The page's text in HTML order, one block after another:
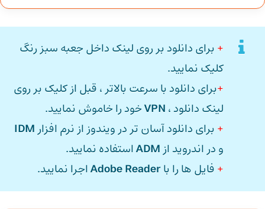
+ برای دانلود بر روی لینک داخل جعبه سبز رنگ
کلیک نمایید.
+برای دانلود با سرعت بالاتر ، قبل از کلیک بر روی
لینک دانلود ، VPNخود را خاموش نمایید.
+ برای دانلود آسان تر در ویندوز از نرم افزار IDM
و در اندروید از ADMاستفاده نمایید.
+ فایل ها را باAdobe Readerاجرا نمایید.